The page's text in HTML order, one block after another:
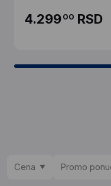
4.29900 RSD
Cena Promo